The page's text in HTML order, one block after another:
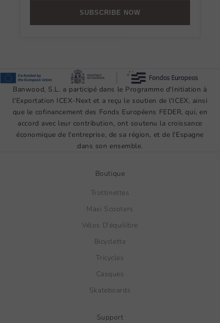
SUBSCRIBE NOW
Banwood, S.L. a participé dans le Programme d'Initiation à
l'Exportation ICEX-Next et a reçu le soutien de l'ICEX, ainsi
que le cofinancement des Fonds Européens FEDER, qui, en
accord avec leur contribution, ont soutenu la croissance
économique de l'entreprise, de sa région, et de l'Espagne
dans son ensemble.
Boutique
Trottinettes
Maxi Scooters
Vélos D'équilibre
Bicyclette
Tricycles
Casques
Skateboards
Support